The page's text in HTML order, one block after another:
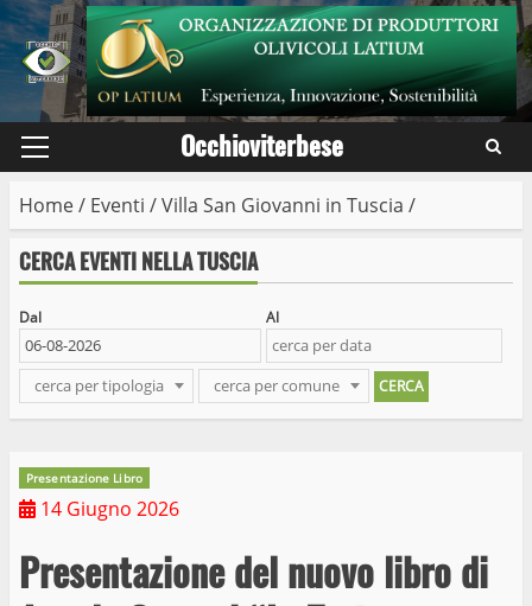
Skip
to
content
Primary
Occhioviterbese
Home/ Eventi /Villa San Giovanni in Tuscia /
CERCA EVENTI NELLA TUSCIA
Dal Al
cerca per tipologia cerca per comune
Presentazione Libro
14 Giugno 2026
Presentazione del nuovo libro di